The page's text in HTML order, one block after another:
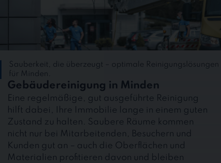
Gebäudereinigung in Minden
Eine regelmäßige, gut ausgeführte Reinigung
hilft dabei, Ihre Immobilie lange in einem guten
Zustand zu halten. Saubere Räume kommen
nicht nur bei Mitarbeitenden, Besuchern und
Kunden gut an – auch die Oberflächen und
Materialien profitieren davon und bleiben
Sauberkeit, die überzeugt – optimale Reinigungslösungen
für Minden.